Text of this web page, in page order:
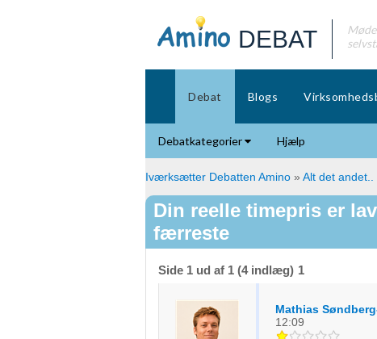
DEBAT
Debat Blogs
Debatkategorier Hjælp
Iværksætter Debatten Amino » Alt det andet..
Din reelle timepris er
færreste
Side 1 ud af 1 (4 indlæg) 1
Mathias
12:09